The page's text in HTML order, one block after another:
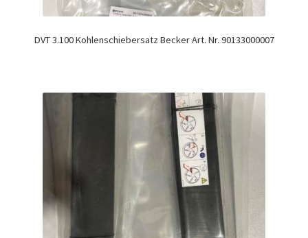
DVT 3.100 Kohlenschiebersatz Becker Art. Nr. 90133000007